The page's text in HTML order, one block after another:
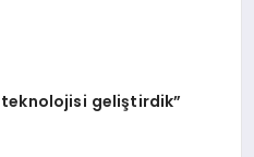
geliştirdik”